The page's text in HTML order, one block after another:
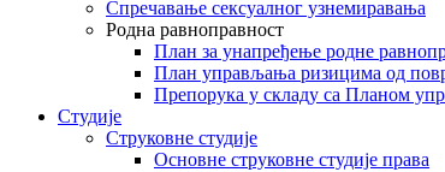
Спречавање сексуалног узнемиравања
Родна равноправност
План за унапређење родне
План управљања ризицима од
Препорука у складу са Планом
Студије
Струковне студије
Основне струковне студије права